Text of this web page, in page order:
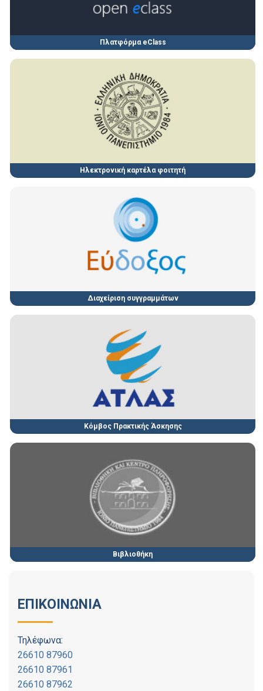
Πλατφόρμα eClass
Ηλεκτρονική καρτέλα φοιτητή
Διαχείριση συγγραμμάτων
Κόμβος Πρακτικής Άσκησης
Βιβλιοθήκη
ΕΠΙΚΟΙΝΩΝΙΑ
Τηλέφωνα:
26610 87960
26610 87961
26610 87962